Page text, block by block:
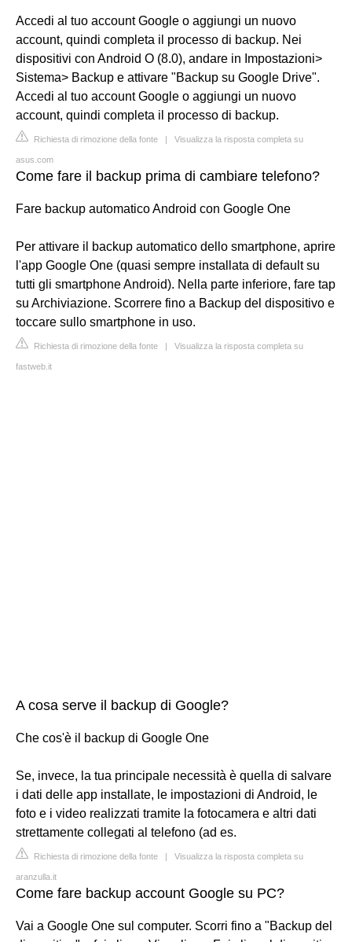
Accedi al tuo account Google o aggiungi un nuovo
account, quindi completa il processo di backup. Nei
dispositivi con Android O (8.0), andare in Impostazioni>
Sistema> Backup e attivare "Backup su Google Drive".
Accedi al tuo account Google o aggiungi un nuovo
account, quindi completa il processo di backup.
Richiesta di rimozione della fonte | Visualizza la risposta completa su
asus.com
Come fare il backup prima di cambiare telefono?
Fare backup automatico Android con Google One
Per attivare il backup automatico dello smartphone, aprire
l'app Google One (quasi sempre installata di default su
tutti gli smartphone Android). Nella parte inferiore, fare tap
su Archiviazione. Scorrere fino a Backup del dispositivo e
toccare sullo smartphone in uso.
Richiesta di rimozione della fonte | Visualizza la risposta completa su
fastweb.it
A cosa serve il backup di Google?
Che cos'è il backup di Google One
Se, invece, la tua principale necessità è quella di salvare
i dati delle app installate, le impostazioni di Android, le
foto e i video realizzati tramite la fotocamera e altri dati
strettamente collegati al telefono (ad es.
Richiesta di rimozione della fonte | Visualizza la risposta completa su
aranzulla.it
Come fare backup account Google su PC?
Vai a Google One sul computer. Scorri fino a "Backup del